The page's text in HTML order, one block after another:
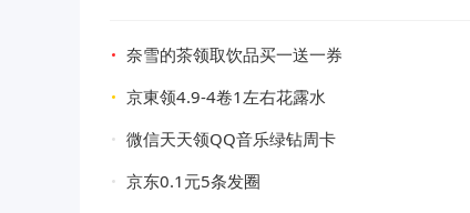
奈雪的茶领取饮品买一送一券
京東领4.9-4卷1左右花露水
微信天天领QQ音乐绿钻周卡
京东0.1元5条发圈